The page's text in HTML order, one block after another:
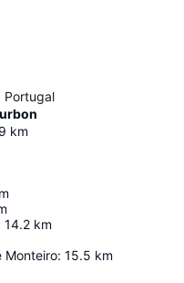
Portugal
km
14.2 km
Monteiro: 15.5 km